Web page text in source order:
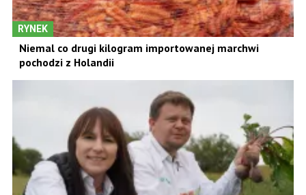
RYNEK
Niemal co drugi kilogram importowanej marchwi
pochodzi z Holandii